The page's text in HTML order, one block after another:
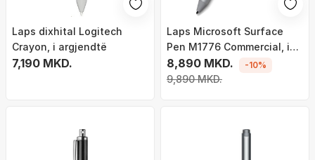
Laps dixhital Logitech
Crayon, i argjendtë
7,190 MKD.
Laps Microsoft Surface
Pen M1776 Commercial, i
hirtë
8,890 MKD.
9,890 MKD.
-10%